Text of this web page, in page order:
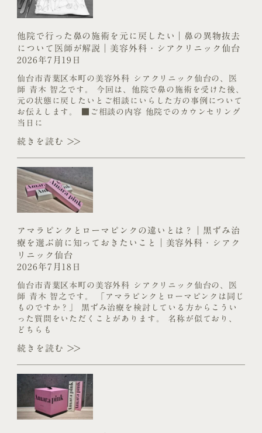
他院で行った鼻の施術を元に戻したい｜鼻の異物抜去
について医師が解説｜美容外科・シアクリニック仙台
2026年7月19日
仙台市青葉区本町の美容外科 シアクリニック仙台の、医
師 青木 智之です。 今回は、他院で鼻の施術を受けた後、
元の状態に戻したいとご相談にいらした方の事例について
お伝えします。 ■ご相談の内容 他院でのカウンセリング
当日に
続きを読む >>
アマラピンクとローマピンクの違いとは？｜黒ずみ治
療を選ぶ前に知っておきたいこと｜美容外科・シアク
リニック仙台
2026年7月18日
仙台市青葉区本町の美容外科 シアクリニック仙台の、医
師 青木 智之です。 「アマラピンクとローマピンクは同じ
ものですか？」 黒ずみ治療を検討している方からこうい
った質問をいただくことがあります。 名称が似ており、
どちらも
続きを読む >>